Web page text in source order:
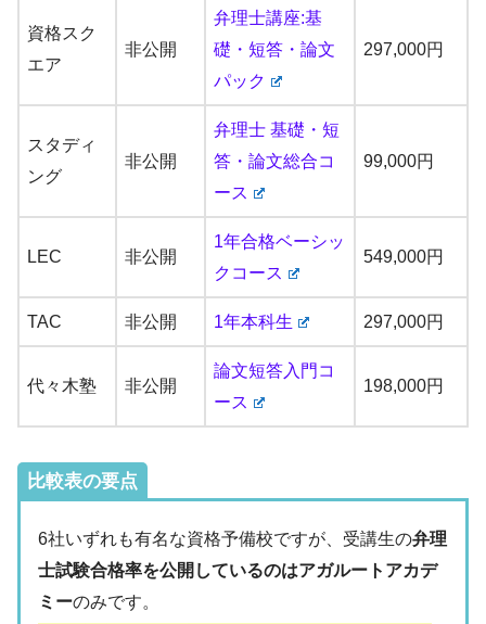
資格スク
エア
非公開
弁理士講座:基
礎・短答・論文
パック
297,000円
スタディ
ング
非公開
弁理士 基礎・短
答・論文総合コ
ース
99,000円
LEC 非公開
1年合格ベーシッ
クコース
549,000円
TAC 非公開 1年本科生 297,000円
代々木塾 非公開
論文短答入門コ
ース
198,000円
比較表の要点
6社いずれも有名な資格予備校ですが、受講生の弁理
士試験合格率を公開しているのはアガルートアカデ
ミーのみです。